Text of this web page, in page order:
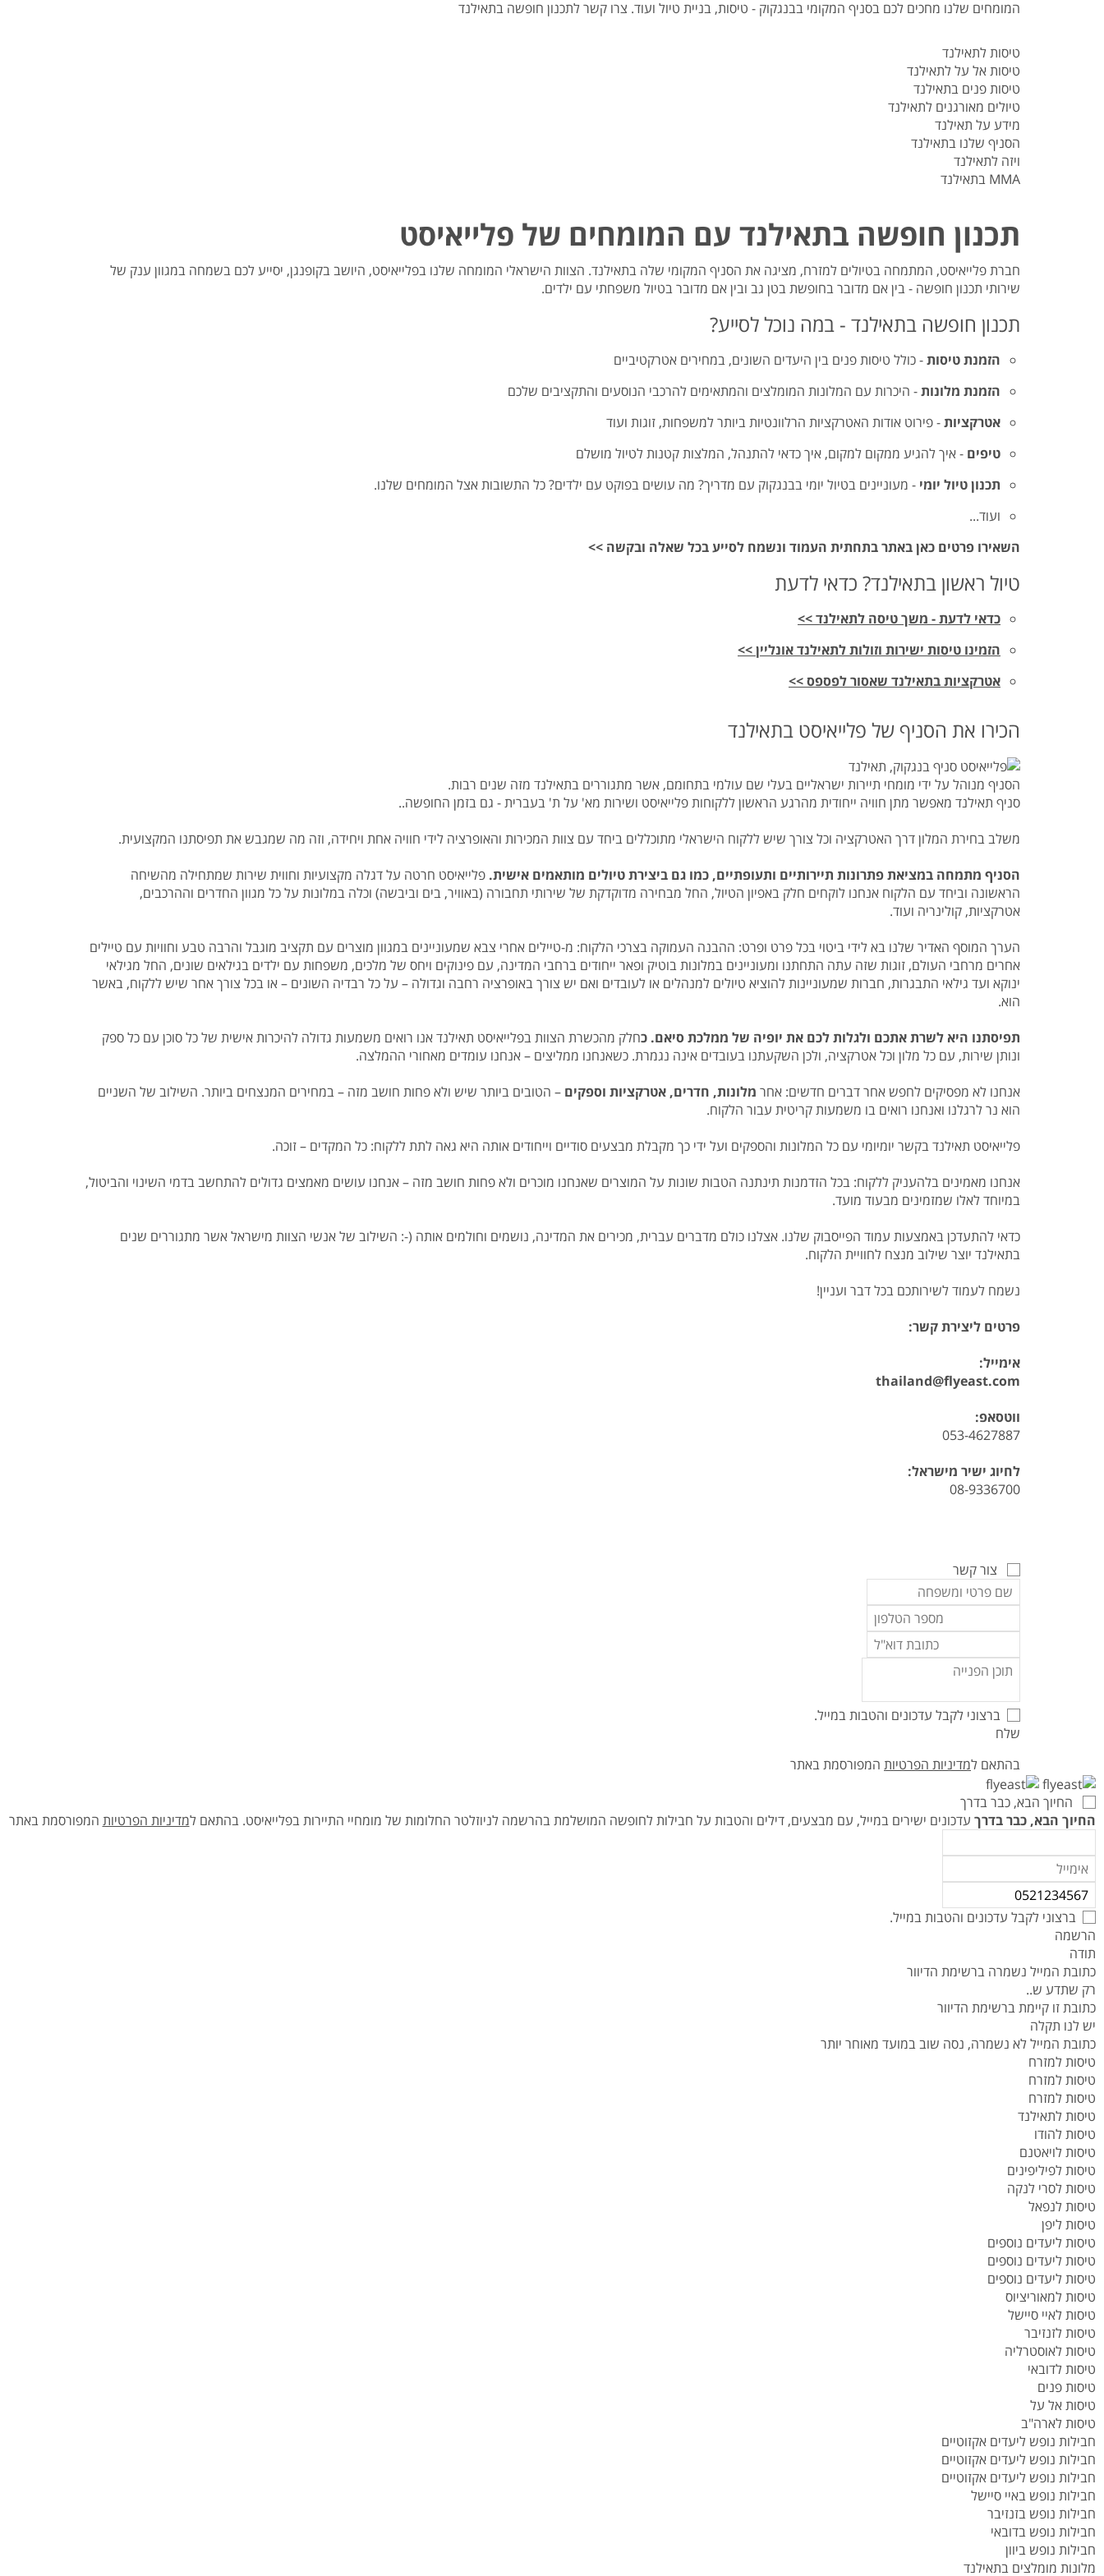
המדריך למטייל בזנזיבר
המדריך למטייל ביפן
המדריך למטייל בדובאי
המומחים שלנו מחכים לכם בסניף המקומי בבנגקוק - טיסות, בניית טיול ועוד. צרו קשר לתכנון חופשה בתאילנד
טיסות לתאילנד
טיסות אל על לתאילנד
טיסות פנים בתאילנד
טיולים מאורגנים לתאילנד
מידע על תאילנד
הסניף שלנו בתאילנד
ויזה לתאילנד
MMA בתאילנד
תכנון חופשה בתאילנד עם המומחים של פלייאיסט
חברת פלייאיסט, המתמחה בטיולים למזרח, מציגה את הסניף המקומי שלה בתאילנד. הצוות הישראלי המומחה שלנו בפלייאיסט, היושב בקופנגן, יסייע לכם בשמחה במגוון ענק של
שירותי תכנון חופשה - בין אם מדובר בחופשת בטן גב ובין אם מדובר בטיול משפחתי עם ילדים.
תכנון חופשה בתאילנד - במה נוכל לסייע?
הזמנת טיסות- כולל טיסות פנים בין היעדים השונים, במחירים אטרקטיביים
הזמנת מלונות- היכרות עם המלונות המומלצים והמתאימים להרכבי הנוסעים והתקציבים שלכם
אטרקציות- פירוט אודות האטרקציות הרלוונטיות ביותר למשפחות, זוגות ועוד
טיפים - איך להגיע ממקום למקום, איך כדאי להתנהל, המלצות קטנות לטיול מושלם
תכנון טיול יומי - מעוניינים בטיול יומי בבנגקוק עם מדריך? מה עושים בפוקט עם ילדים? כל התשובות אצל המומחים שלנו.
ועוד...
השאירו פרטים כאן באתר בתחתית העמוד ונשמח לסייע בכל שאלה ובקשה >>
טיול ראשון בתאילנד? כדאי לדעת
כדאי לדעת - משך טיסה לתאילנד >>
הזמינו טיסות ישירות וזולות לתאילנד אונליין >>
אטרקציות בתאילנד שאסור לפספס >>
הכירו את הסניף של פלייאיסט בתאילנד
הסניף מנוהל על ידי מומחי תיירות ישראליים בעלי שם עולמי בתחומם, אשר מתגוררים בתאילנד מזה שנים רבות.
סניף תאילנד מאפשר מתן חוויה ייחודית מהרגע הראשון ללקוחות פלייאיסט ושירות מא' על ת' בעברית - גם בזמן החופשה..
משלב בחירת המלון דרך האטרקציה וכל צורך שיש ללקוח הישראלי מתוכללים ביחד עם צוות המכירות והאופרציה לידי חוויה אחת ויחידה, וזה מה שמגבש את תפיסתנו המקצועית.
הסניף מתמחה במציאת פתרונות תיירותיים ותעופתיים, כמו גם ביצירת טיולים מותאמים אישית. פלייאיסט חרטה על דגלה מקצועיות וחווית שירות שמתחילה מהשיחה
הראשונה וביחד עם הלקוח אנחנו לוקחים חלק באפיון הטיול, החל מבחירה מדוקדקת של שירותי תחבורה (באוויר, בים וביבשה) וכלה במלונות על כל מגוון החדרים וההרכבים,
אטרקציות, קולינריה ועוד.
הערך המוסף האדיר שלנו בא לידי ביטוי בכל פרט ופרט: ההבנה העמוקה בצרכי הלקוח: מ-טיילים אחרי צבא שמעוניינים במגוון מוצרים עם תקציב מוגבל והרבה טבע וחוויות עם טיילים
אחרים מרחבי העולם, זוגות שזה עתה התחתנו ומעוניינים במלונות בוטיק ופאר ייחודים ברחבי המדינה, עם פינוקים ויחס של מלכים, משפחות עם ילדים בגילאים שונים, החל מגילאי
ינוקא ועד גילאי התבגרות, חברות שמעוניינות להוציא טיולים למנהלים או לעובדים ואם יש צורך באופרציה רחבה וגדולה – על כל רבדיה השונים – או בכל צורך אחר שיש ללקוח, באשר
הוא.
תפיסתנו היא לשרת אתכם ולגלות לכם את יופיה של ממלכת סיאם. כחלק מהכשרת הצוות בפלייאיסט תאילנד אנו רואים משמעות גדולה להיכרות אישית של כל סוכן עם כל ספק
ונותן שירות, עם כל מלון וכל אטרקציה, ולכן השקעתנו בעובדים אינה נגמרת. כשאנחנו ממליצים – אנחנו עומדים מאחורי ההמלצה.
אנחנו לא מפסיקים לחפש אחר דברים חדשים: אחר מלונות, חדרים, אטרקציות וספקים – הטובים ביותר שיש ולא פחות חושב מזה – במחירים המנצחים ביותר. השילוב של השניים
הוא נר לרגלנו ואנחנו רואים בו משמעות קריטית עבור הלקוח.
פלייאיסט תאילנד בקשר יומיומי עם כל המלונות והספקים ועל ידי כך מקבלת מבצעים סודיים וייחודים אותה היא גאה לתת ללקוח: כל המקדים – זוכה.
אנחנו מאמינים בלהעניק ללקוח: בכל הזדמנות תינתנה הטבות שונות על המוצרים שאנחנו מוכרים ולא פחות חושב מזה – אנחנו עושים מאמצים גדולים להתחשב בדמי השינוי והביטול,
במיוחד לאלו שמזמינים מבעוד מועד.
כדאי להתעדכן באמצעות עמוד הפייסבוק שלנו. אצלנו כולם מדברים עברית, מכירים את המדינה, נושמים וחולמים אותה (-: השילוב של אנשי הצוות מישראל אשר מתגוררים שנים
בתאילנד יוצר שילוב מנצח לחוויית הלקוח.
נשמח לעמוד לשירותכם בכל דבר ועניין!
פרטים ליצירת קשר:
אימייל:
thailand@flyeast.com
ווטסאפ:
053-4627887
לחיוג ישיר מישראל:
08-9336700
צור קשר
ברצוני לקבל עדכונים והטבות במייל.
שלח
בהתאם למדיניות הפרטיות המפורסמת באתר
החיוך הבא, כבר בדרך
החיוך הבא, כבר בדרך עדכונים ישירים במייל, עם מבצעים, דילים והטבות על חבילות לחופשה המושלמת בהרשמה לניוזלטר החלומות של מומחיי התיירות בפלייאיסט. בהתאם למדיניות הפרטיות המפורסמת באתר
ברצוני לקבל עדכונים והטבות במייל.
הרשמה
תודה
כתובת המייל נשמרה ברשימת הדיוור
רק שתדע ש..
כתובת זו קיימת ברשימת הדיוור
יש לנו תקלה
כתובת המייל לא נשמרה, נסה שוב במועד מאוחר יותר
טיסות למזרח
טיסות למזרח
טיסות למזרח
טיסות לתאילנד
טיסות להודו
טיסות לויאטנם
טיסות לפיליפינים
טיסות לסרי לנקה
טיסות לנפאל
טיסות ליפן
טיסות ליעדים נוספים
טיסות ליעדים נוספים
טיסות ליעדים נוספים
טיסות למאוריציוס
טיסות לאיי סיישל
טיסות לזנזיבר
טיסות לאוסטרליה
טיסות לדובאי
טיסות פנים
טיסות אל על
טיסות לארה"ב
חבילות נופש ליעדים אקזוטיים
חבילות נופש ליעדים אקזוטיים
חבילות נופש ליעדים אקזוטיים
חבילות נופש באיי סיישל
חבילות נופש בזנזיבר
חבילות נופש בדובאי
חבילות נופש ביוון
מלונות מומלצים בתאילנד